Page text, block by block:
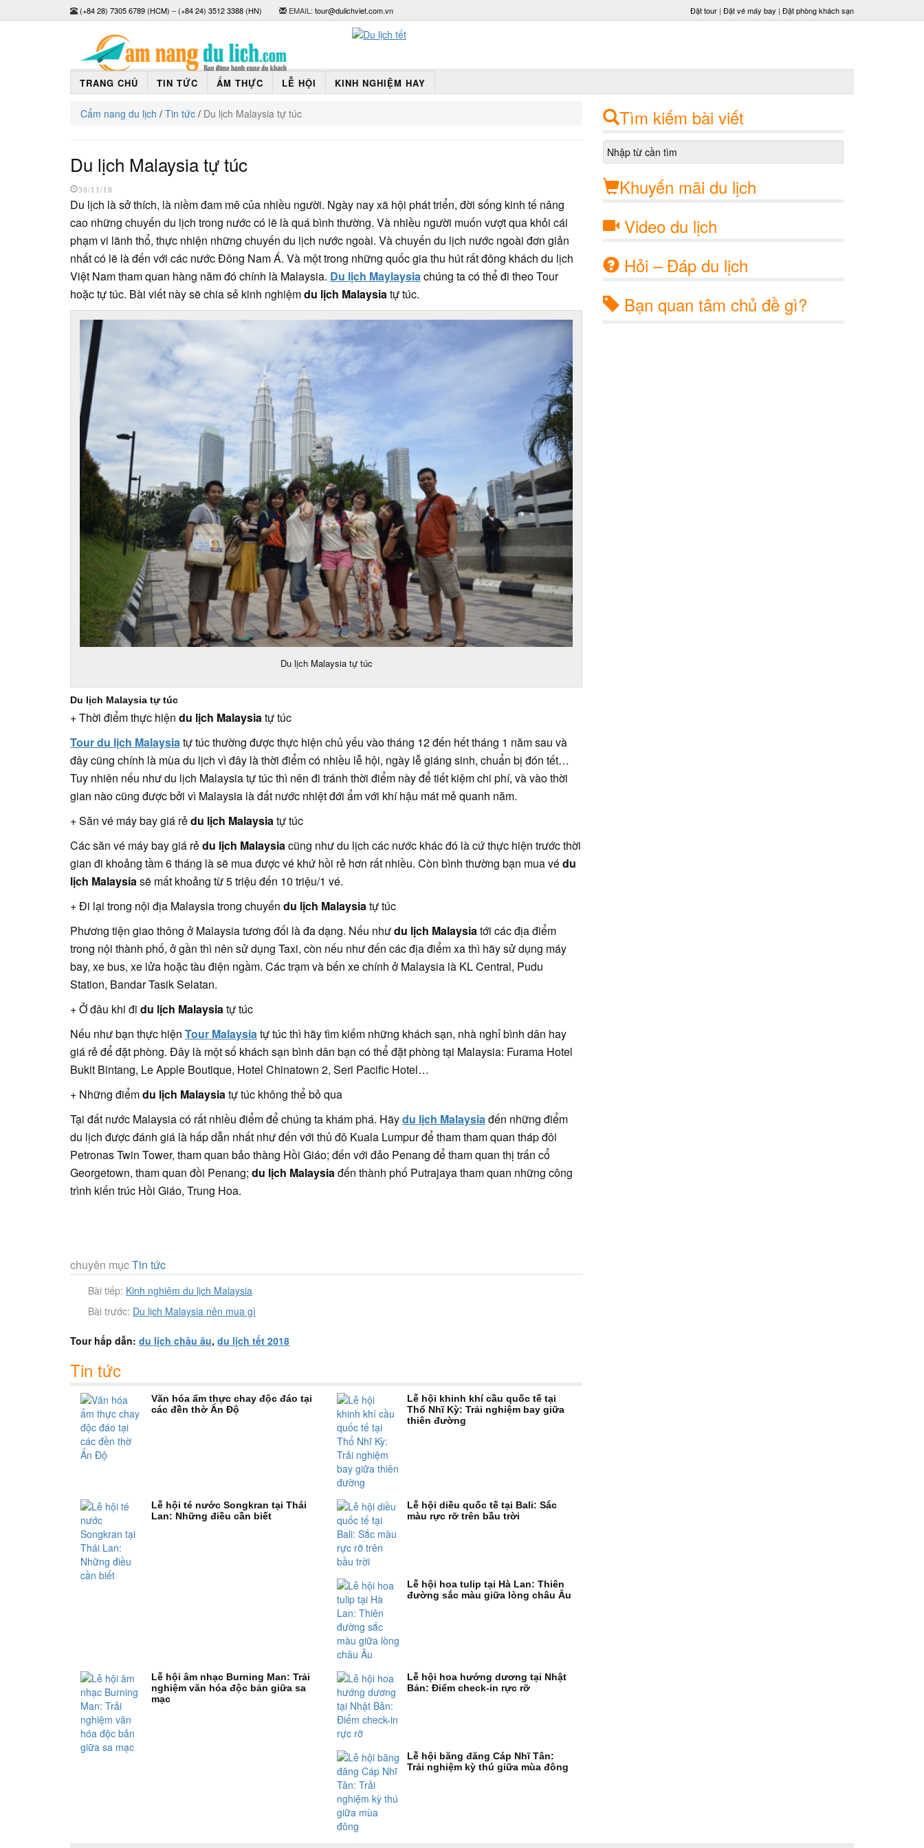
(+84 28) 7305 6789 (HCM) –(+84 24) 3512 3388 (HN) EMAIL: tour@dulichviet.com.vn Đặt tour | Đặt vé máy bay | Đặt phòng khách sạn
TRANG CHỦ TIN TỨC ẨM THỰC LỄ HỘI KINH NGHIỆM HAY
Cẩm nang du lịch / Tin tức / Du lịch Malaysia tự túc
Du lịch Malaysia tự túc
30/11/18
Du lịch là sở thích, là niềm đam mê của nhiều người. Ngày nay xã hội phát triển, đời sống kinh tế nâng
cao những chuyến du lịch trong nước có lẽ là quá bình thường. Và nhiều người muốn vượt qua khỏi cái
phạm vi lãnh thổ, thực nhiện những chuyến du lịch nước ngoài. Và chuyến du lịch nước ngoài đơn giản
nhất có lẽ là đến với các nước Đông Nam Á. Và một trong những quốc gia thu hút rất đông khách du lịch
Việt Nam tham quan hàng năm đó chính là Malaysia. Du lịch Maylaysiachúng ta có thể đi theo Tour
hoặc tự túc. Bài viết này sẽ chia sẻ kinh nghiệmdu lịch Malaysiatự túc.
Du lịch Malaysia tự túc
Du lịch Malaysia tự túc
+ Thời điểm thực hiện du lịch Malaysiatự túc
Tour du lịch Malaysiatự túc thường được thực hiện chủ yếu vào tháng 12 đến hết tháng 1 năm sau và
đây cũng chính là mùa du lịch vì đây là thời điểm có nhiều lễ hội, ngày lễ giáng sinh, chuẩn bị đón tết…
Tuy nhiên nếu như du lịch Malaysia tự túc thì nên đi tránh thời điểm này để tiết kiệm chi phí, và vào thời
gian nào cũng được bởi vì Malaysia là đất nước nhiệt đới ẩm với khí hậu mát mẻ quanh năm.
+ Săn vé máy bay giá rẻdu lịch Malaysiatự túc
Các săn vé máy bay giá rẻdu lịch Malaysiacũng như du lịch các nước khác đó là cứ thực hiện trước thời
gian đi khoảng tầm 6 tháng là sẽ mua được vé khứ hồi rẻ hơn rất nhiều. Còn bình thường bạn mua védu
lịch Malaysiasẽ mất khoảng từ 5 triệu đến 10 triệu/1 vé.
+ Đi lại trong nội địa Malaysia trong chuyến du lịch Malaysiatự túc
Phương tiện giao thông ở Malaysia tương đối là đa dạng. Nếu nhưdu lịch Malaysiatới các địa điểm
trong nội thành phố, ở gần thì nên sử dụng Taxi, còn nếu như đến các địa điểm xa thì hãy sử dụng máy
bay, xe bus, xe lửa hoặc tàu điện ngầm. Các trạm và bến xe chính ở Malaysia là KL Central, Pudu
Station, Bandar Tasik Selatan.
+ Ở đâu khi đi du lịch Malaysiatự túc
Nếu như bạn thực hiện Tour Malaysiatự túc thì hãy tìm kiếm những khách sạn, nhà nghỉ bình dân hay
giá rẻ để đặt phòng. Đây là một số khách sạn bình dân bạn có thể đặt phòng tại Malaysia: Furama Hotel
Bukit Bintang, Le Apple Boutique, Hotel Chinatown 2, Seri Pacific Hotel…
+ Những điểmdu lịch Malaysiatự túc không thể bỏ qua
Tại đất nước Malaysia có rất nhiều điểm để chúng ta khám phá. Hãydu lịch Malaysiađến những điểm
du lịch được đánh giá là hấp dẫn nhất như đến với thủ đô Kuala Lumpur để tham tham quan tháp đôi
Petronas Twin Tower, tham quan bảo thàng Hồi Giáo; đến với đảo Penang để tham quan thị trấn cổ
Georgetown, tham quan đồi Penang; du lịch Malaysiađến thành phố Putrajaya tham quan những công
trình kiến trúc Hồi Giáo, Trung Hoa.
chuyên mụcTin tức
Bài tiếp: Kinh nghiệm du lịch Malaysia
Bài trước: Du lịch Malaysia nên mua gì
Tour hấp dẫn: du lịch châu âu, du lịch tết 2018
Tin tức
Văn hóa ẩm thực chay độc đáo tại
các đền thờ Ấn Độ
Lễ hội khinh khí cầu quốc tế tại
Thổ Nhĩ Kỳ: Trải nghiệm bay giữa
thiên đường
Lễ hội té nước Songkran tại Thái
Lan: Những điều cần biết
Lễ hội diều quốc tế tại Bali: Sắc
màu rực rỡ trên bầu trời
Lễ hội hoa tulip tại Hà Lan: Thiên
đường sắc màu giữa lòng châu Âu
Lễ hội âm nhạc Burning Man: Trải
nghiệm văn hóa độc bản giữa sa
mạc
Lễ hội hoa hướng dương tại Nhật
Bản: Điểm check-in rực rỡ
Lễ hội băng đăng Cáp Nhĩ Tân:
Trải nghiệm kỳ thú giữa mùa đông
Tìm kiếm bài viết
Khuyến mãi du lịch
Video du lịch
Hỏi – Đáp du lịch
Bạn quan tâm chủ đề gì?